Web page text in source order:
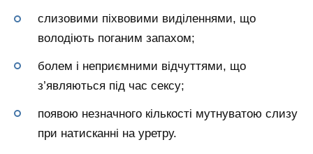
слизовими піхвовими виділеннями, що
володіють поганим запахом;
болем і неприємними відчуттями, що
з’являються під час сексу;
появою незначного кількості мутнуватою слизу
при натисканні на уретру.